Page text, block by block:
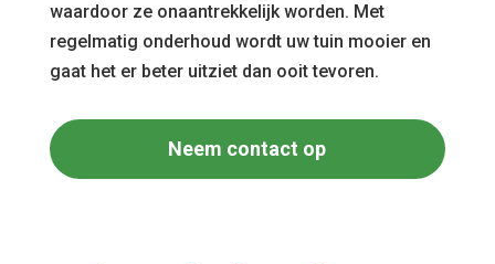
waardoor ze onaantrekkelijk worden. Met
regelmatig onderhoud wordt uw tuin mooier en
gaat het er beter uitziet dan ooit tevoren.
Neem contact op